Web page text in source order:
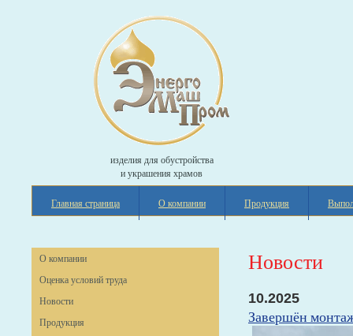
изделия для обустройства
и украшения храмов
Главная страница О компании Продукция
О компании
Оценка условий труда
Новости
Продукция
Новости
10.2025
Завершён